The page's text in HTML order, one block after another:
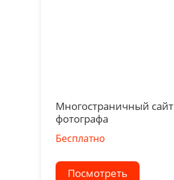
Многостраничный сайт
фотографа
Бесплатно
Посмотреть